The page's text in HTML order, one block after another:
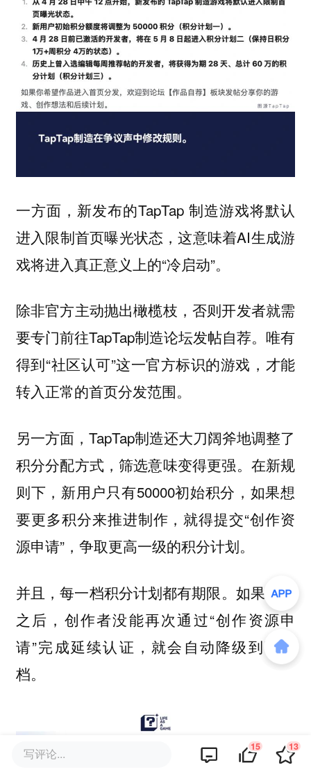
一方面，新发布的TapTap 制造游戏将默认
进入限制首页曝光状态，这意味着AI生成游
戏将进入真正意义上的“冷启动”。
除非官方主动抛出橄榄枝，否则开发者就需
要专门前往TapTap制造论坛发帖自荐。唯有
得到“社区认可”这一官方标识的游戏，才能
转入正常的首页分发范围。
另一方面，TapTap制造还大刀阔斧地调整了
积分分配方式，筛选意味变得更强。在新规
则下，新用户只有50000初始积分，如果想
要更多积分来推进制作，就得提交“创作资
源申请”，争取更高一级的积分计划。
并且，每一档积分计划都有期限。如果28天
之后，创作者没能再次通过“创作资源申
请”完成延续认证，就会自动降级到下一
档。
写评论... 15 13